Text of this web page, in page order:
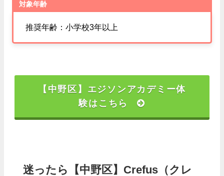
対象年齢
推奨年齢：小学校3年以上
【中野区】エジソンアカデミー体
験はこちら
迷ったら【中野区】Crefus（クレ